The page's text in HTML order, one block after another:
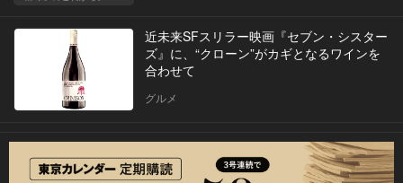
近未来SFスリラー映画『セブン・シスター
ズ』に、“クローン”がカギとなるワインを
合わせて
グルメ